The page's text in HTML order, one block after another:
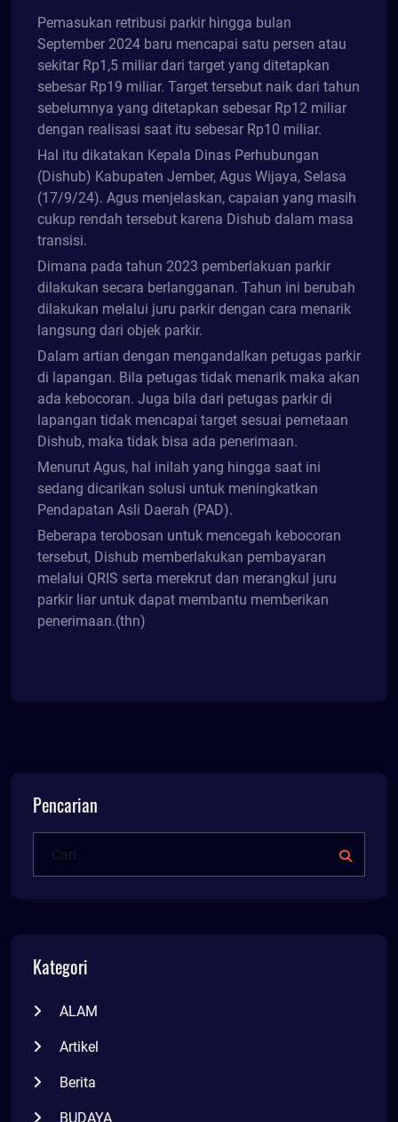
Pemasukan retribusi parkir hingga bulan
September 2024 baru mencapai satu persen atau
sekitar Rp1,5 miliar dari target yang ditetapkan
sebesar Rp19 miliar. Target tersebut naik dari tahun
sebelumnya yang ditetapkan sebesar Rp12 miliar
dengan realisasi saat itu sebesar Rp10 miliar.
Hal itu dikatakan Kepala Dinas Perhubungan
(Dishub) Kabupaten Jember, Agus Wijaya, Selasa
(17/9/24). Agus menjelaskan, capaian yang masih
cukup rendah tersebut karena Dishub dalam masa
transisi.
Dimana pada tahun 2023 pemberlakuan parkir
dilakukan secara berlangganan. Tahun ini berubah
dilakukan melalui juru parkir dengan cara menarik
langsung dari objek parkir.
Dalam artian dengan mengandalkan petugas parkir
di lapangan. Bila petugas tidak menarik maka akan
ada kebocoran. Juga bila dari petugas parkir di
lapangan tidak mencapai target sesuai pemetaan
Dishub, maka tidak bisa ada penerimaan.
Menurut Agus, hal inilah yang hingga saat ini
sedang dicarikan solusi untuk meningkatkan
Pendapatan Asli Daerah (PAD).
Beberapa terobosan untuk mencegah kebocoran
tersebut, Dishub memberlakukan pembayaran
melalui QRIS serta merekrut dan merangkul juru
parkir liar untuk dapat membantu memberikan
penerimaan.(thn)
Pencarian
Kategori
ALAM
Artikel
Berita
BUDAYA